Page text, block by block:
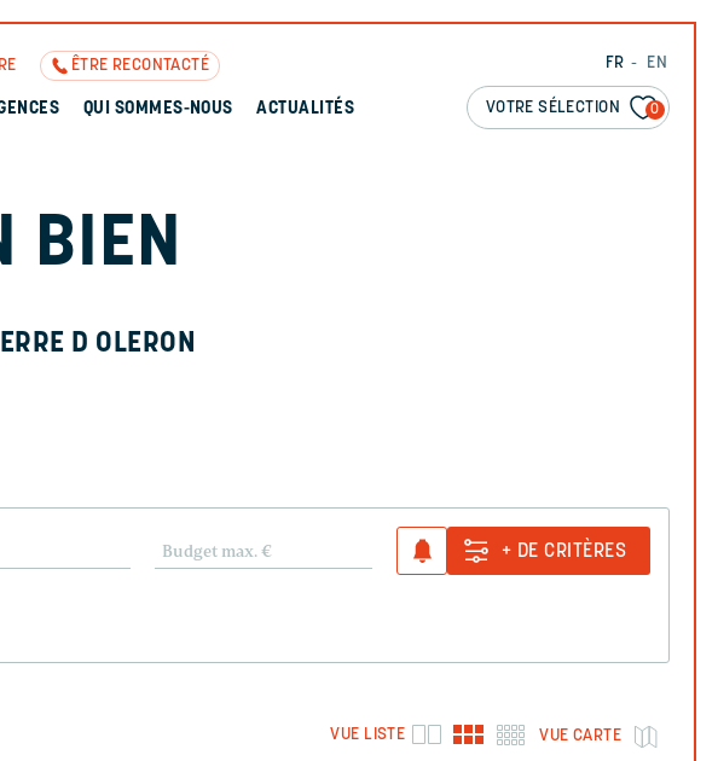
FR EN
VOTRE SÉLECTION 0
ÊTRE RECONTACTÉ
QUI SOMMES-NOUS ACTUALITÉS
BIEN
D OLERON
Budget max.€ + DE CRITÈRES
VUE LISTE VUE CARTE